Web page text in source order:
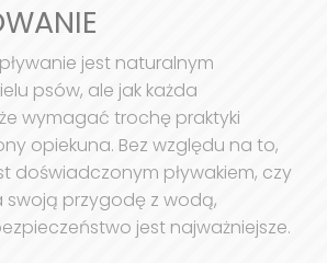
jest naturalnym
psów, ale jak każda
wymagać trochę praktyki
opiekuna. Bez względu na to,
doświadczonym pływakiem, czy
przygodę z wodą,
jest najważniejsze.